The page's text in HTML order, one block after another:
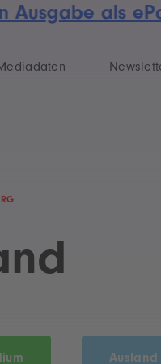
als
Ausland